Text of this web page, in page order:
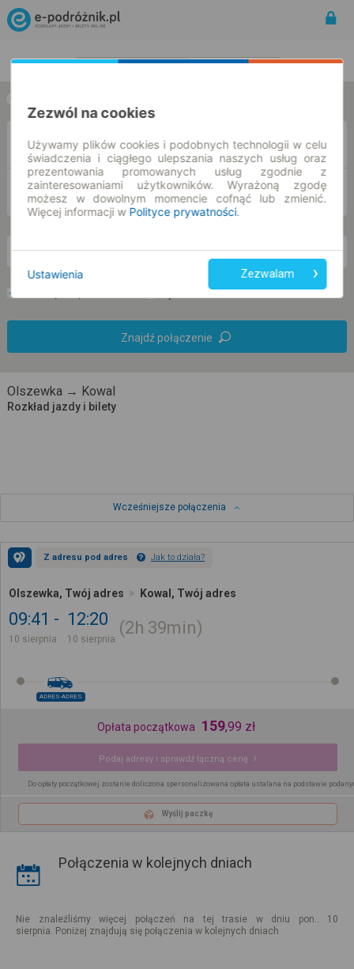
Z
DO
pn. 10 sie. -- : --
Znajdź połączenie
Olszewka → Kowal
Rozkład jazdy i bilety
Wcześniejsze połączenia
Z adresu pod adres Jak to działa?
Olszewka, Twój adres Kowal, Twój adres
09:41
10 sierpnia
12:20
10 sierpnia
2h 39min
ADRES-ADRES
Opłata początkowa 159,99 zł
Podaj adresy i sprawdź łączną cenę
Do opłaty początkowej zostanie doliczona spersonalizowana opłata ustalana na podstawie
Wyślij paczkę
Połączenia w kolejnych dniach
Nie znaleźliśmy więcej połączeń na tej trasie w dniu pon.. 10
sierpnia. Poniżej znajdują się połączenia w kolejnych dniach
Zezwól na cookies
Używamy plików cookies i podobnych technologii w celu
świadczenia i ciągłego ulepszania naszych usług oraz
prezentowania promowanych usług zgodnie z
zainteresowaniami użytkowników. Wyrażoną zgodę
możesz w dowolnym momencie cofnąć lub zmienić.
Więcej informacji w Polityce prywatności.
Ustawienia Zezwalam